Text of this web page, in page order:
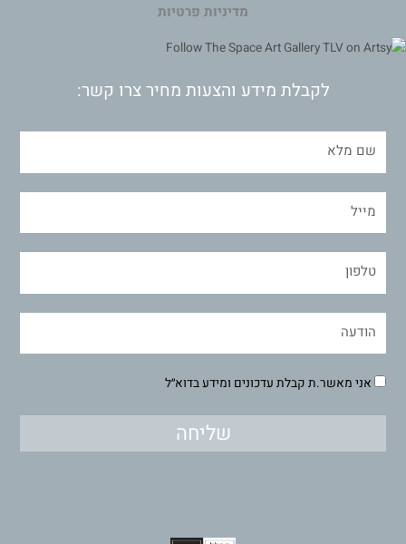
מדיניות פרטיות
לקבלת מידע והצעות מחיר צרו קשר:
אני מאשר.ת קבלת עדכונים ומידע בדוא״ל
שליחה